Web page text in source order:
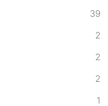
39
2
2
2
1